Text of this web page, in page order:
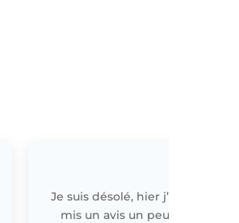
Je suis désolé, hier j’ai
mis un avis un peu